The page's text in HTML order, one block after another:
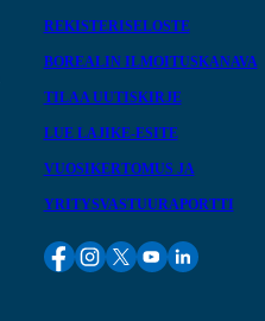
REKISTERISELOSTE
BOREALIN ILMOITUSKANAVA
TILAA UUTISKIRJE
LUE LAJIKE-ESITE
VUOSIKERTOMUS JA
YRITYSVASTUURAPORTTI